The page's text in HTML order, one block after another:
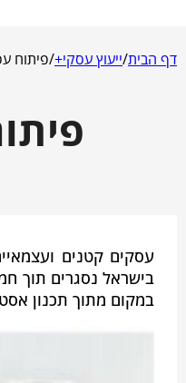
דף הבית/ייעוץ עסקי+/פיתוח
בישראל נסגרים תוך
במקום מתוך תכנון